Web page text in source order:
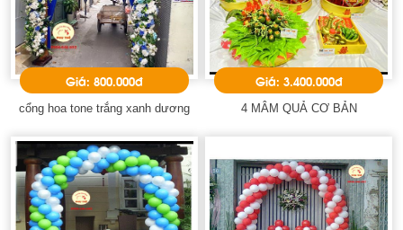
Giá: 800.000đ
cổng hoa tone trắng xanh dương
Giá: 3.400.000đ
4 MÂM QUẢ CƠ BẢN